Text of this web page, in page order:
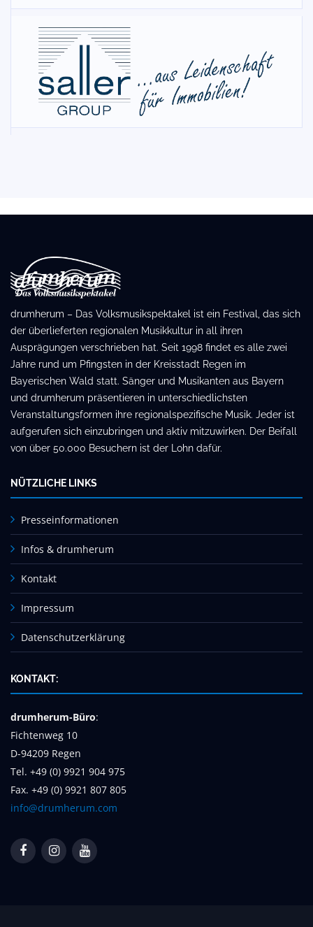
drumherum – Das Volksmusikspektakel ist ein Festival, das sich
der überlieferten regionalen Musikkultur in all ihren
Ausprägungen verschrieben hat. Seit 1998 findet es alle zwei
Jahre rund um Pfingsten in der Kreisstadt Regen im
Bayerischen Wald statt. Sänger und Musikanten aus Bayern
und drumherum präsentieren in unterschiedlichsten
Veranstaltungsformen ihre regionalspezifische Musik. Jeder ist
aufgerufen sich einzubringen und aktiv mitzuwirken. Der Beifall
von über 50.000 Besuchern ist der Lohn dafür.
NÜTZLICHE LINKS
Presseinformationen
Infos & drumherum
Kontakt
Impressum
Datenschutzerklärung
KONTAKT:
drumherum-Büro:
Fichtenweg 10
D-94209 Regen
Tel. +49 (0) 9921 904 975
Fax. +49 (0) 9921 807 805
info@drumherum.com